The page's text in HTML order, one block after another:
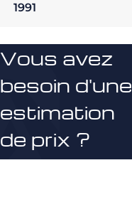
1991
Vous avez
besoin d'une
estimation
de prix ?